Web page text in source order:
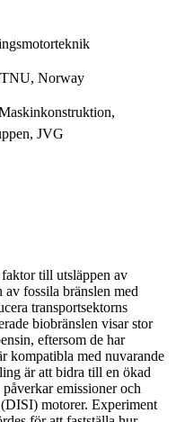
Norway
JVG
till utsläppen av
av fossila bränslen med
transportsektorns
biobränslen visar stor
eftersom de har
kompatibla med nuvarande
är att bidra till en ökad
emissioner och
motorer. Experiment